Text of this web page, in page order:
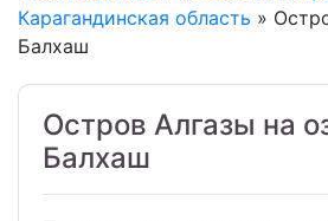
Карагандинская область »
Балхаш
Остров Алгазы на
Балхаш